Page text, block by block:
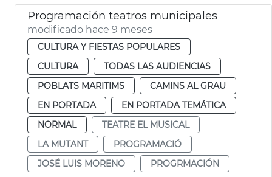
Programación teatros municipales
modificado hace 9 meses
CULTURA Y FIESTAS POPULARES
CULTURA
TODAS LAS AUDIENCIAS
POBLATS MARITIMS
CAMINS AL GRAU
EN PORTADA
EN PORTADA TEMÁTICA
NORMAL
TEATRE EL MUSICAL
LA MUTANT
PROGRAMACIÓ
JOSÉ LUIS MORENO
PROGRMACIÓN